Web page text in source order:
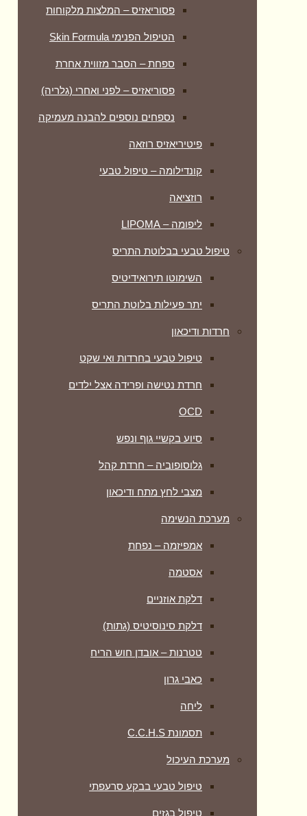
פסוריאזיס – המלצות מלקוחות
הטיפול הפנימי Skin Formula
ספחת – הסבר מזווית אחרת
פסוריאזיס – לפני ואחרי (גלריה)
נספחים נוספים להבנה מעמיקה
פיטיריאזיס רוזאה
קונדילומה – טיפול טבעי
רוזציאה
ליפומה – LIPOMA
טיפול טבעי בבלוטת התריס
השימוטו תירואידיטיס
יתר פעילות בלוטת התריס
חרדות ודיכאון
טיפול טבעי בחרדות ואי שקט
חרדת נטישה ופרידה אצל ילדים
OCD
סיוע בקשיי גוף ונפש
גלוסופוביה – חרדת קהל
מצבי לחץ מתח ודיכאון
מערכת הנשימה
אמפיזמה – נפחת
אסטמה
דלקת אוזניים
דלקת סינוסיטיס (גתות)
טטרנות – אובדן חוש הריח
כאבי גרון
ליחה
תסמונת C.C.H.S
מערכת העיכול
טיפול טבעי בבקע סרעפתי
טיפול בגזים